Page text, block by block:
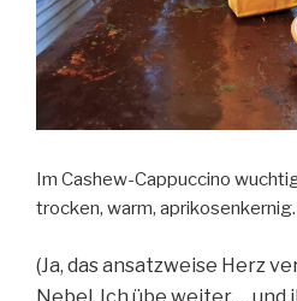
Im Cashew-Cappuccino
trocken, warm,
(Ja, das ansatzweise Herz